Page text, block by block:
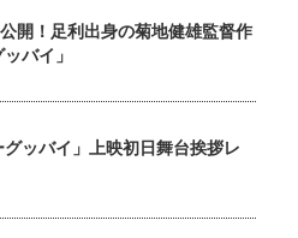
開！足利出身の菊地健雄監督作
バイ」
グッバイ」上映初日舞台挨拶レ